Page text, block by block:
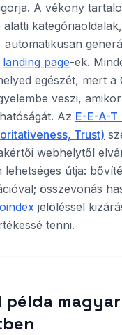
A vékony
landing page-ek.
egészét, mert a
veszi,
Az E-E-A-T
Trust)
webhelytől
lehetséges útja:
összevonás
jelöléssel
tenni.
példa magyar